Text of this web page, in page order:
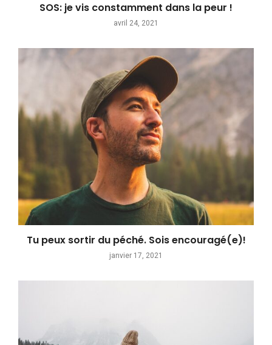
SOS: je vis constamment dans la peur !
avril 24, 2021
Tu peux sortir du péché. Sois encouragé(e)!
janvier 17, 2021